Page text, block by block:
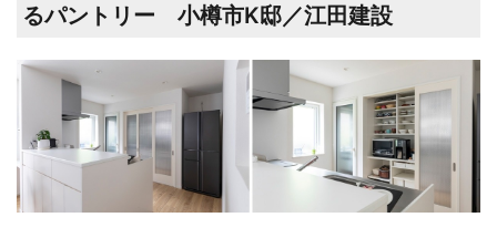
るパントリー 小樽市K邸／江田建設